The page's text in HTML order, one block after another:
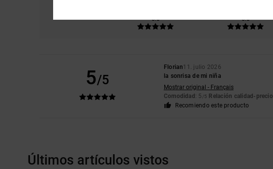
5.0
5.0
5/5
Florian11. julio 2026
la sonrisa de mi niña
Mostrar original - Français
Comodidad : 5 /5 Relación calidad-precio
Recomiendo este producto
Últimos artículos vistos